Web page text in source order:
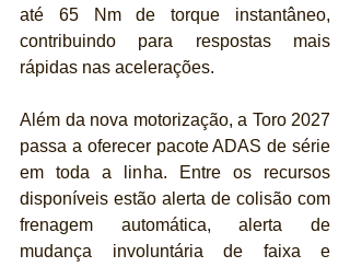
até 65 Nm de torque instantâneo,
contribuindo para respostas mais
rápidas nas acelerações.
Além da nova motorização, a Toro 2027
passa a oferecer pacote ADAS de série
em toda a linha. Entre os recursos
disponíveis estão alerta de colisão com
frenagem automática, alerta de
mudança involuntária de faixa e